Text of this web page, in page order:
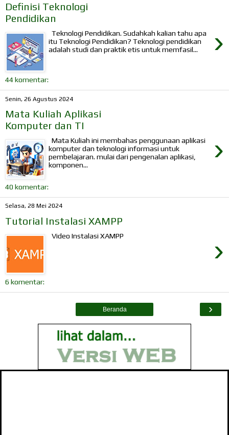
Definisi Teknologi
Pendidikan
›
Teknologi Pendidikan. Sudahkah kalian tahu apa
itu Teknologi Pendidikan? Teknologi pendidikan
adalah studi dan praktik etis untuk memfasil...
44 komentar:
Senin, 26 Agustus 2024
Mata Kuliah Aplikasi
Komputer dan TI
›
Mata Kuliah ini membahas penggunaan aplikasi
komputer dan teknologi informasi untuk
pembelajaran. mulai dari pengenalan aplikasi,
komponen...
40 komentar:
Selasa, 28 Mei 2024
Tutorial Instalasi XAMPP
›
Video Instalasi XAMPP
6 komentar:
›
Beranda